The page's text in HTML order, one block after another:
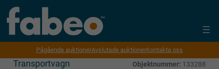
Pågående auktionerAvslutade auktionerKontakta oss
Transportvagn Objektnummer: 133288